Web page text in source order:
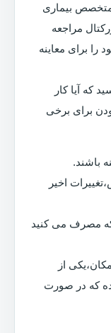
متخصص بیماری
مراجعه
را برای معاینه
که آیا کار
برای برخی
باشند.
اخیر
که مصرف می کنید
از
که در صورت